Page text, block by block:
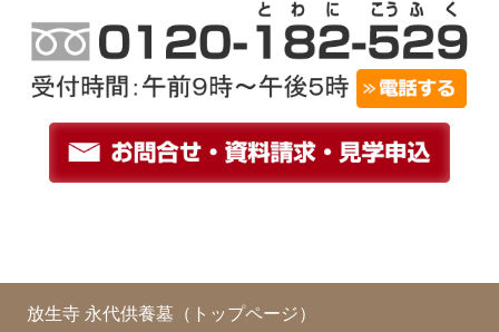
放生寺 永代供養墓（トップページ）